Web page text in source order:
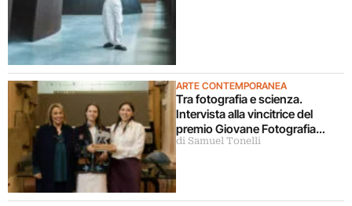
ARTE CONTEMPORANEA
Tra fotografia e scienza.
Intervista alla vincitrice del
premio Giovane Fotografia
Italiana 2026
di Samuel Tonelli